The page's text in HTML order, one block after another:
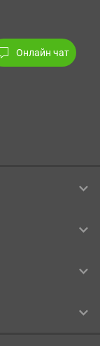
Онлайн чат